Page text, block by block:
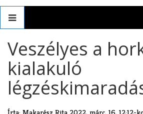
Veszélyes a
kialakuló